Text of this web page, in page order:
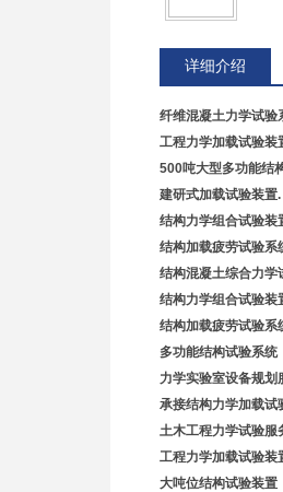
详细介绍
纤维混凝土力学试验
工程力学加载试验装
500吨大型多功能结
建研式加载试验装置.
结构力学组合试验装
结构加载疲劳试验系
结构混凝土综合力学
结构力学组合试验装
结构加载疲劳试验系
多功能结构试验系统
力学实验室设备规划
承接结构力学加载试
土木工程力学试验服
工程力学加载试验装
大吨位结构试验装置